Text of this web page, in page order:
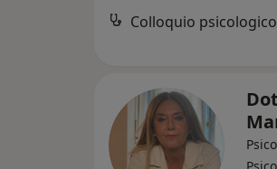
Colloquio psicologico